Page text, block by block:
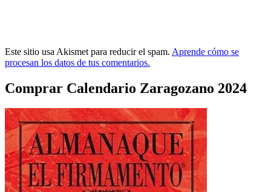
Este sitio usa Akismet para reducir el spam. Aprende cómo se
procesan los datos de tus comentarios.
Comprar Calendario Zaragozano 2024